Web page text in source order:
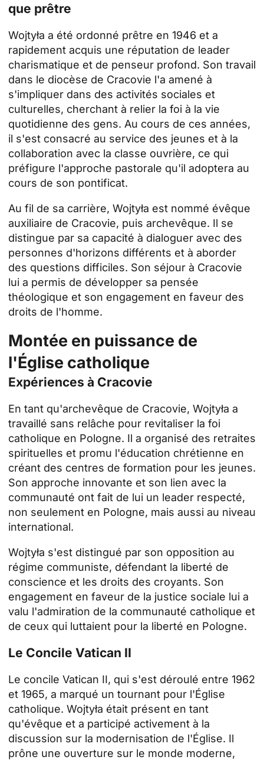
que prêtre
Wojtyła a été ordonné prêtre en 1946 et a
rapidement acquis une réputation de leader
charismatique et de penseur profond. Son travail
dans le diocèse de Cracovie l'a amené à
s'impliquer dans des activités sociales et
culturelles, cherchant à relier la foi à la vie
quotidienne des gens. Au cours de ces années,
il s'est consacré au service des jeunes et à la
collaboration avec la classe ouvrière, ce qui
préfigure l'approche pastorale qu'il adoptera au
cours de son pontificat.
Au fil de sa carrière, Wojtyła est nommé évêque
auxiliaire de Cracovie, puis archevêque. Il se
distingue par sa capacité à dialoguer avec des
personnes d'horizons différents et à aborder
des questions difficiles. Son séjour à Cracovie
lui a permis de développer sa pensée
théologique et son engagement en faveur des
droits de l'homme.
Montée en puissance de
l'Église catholique
Expériences à Cracovie
En tant qu'archevêque de Cracovie, Wojtyła a
travaillé sans relâche pour revitaliser la foi
catholique en Pologne. Il a organisé des retraites
spirituelles et promu l'éducation chrétienne en
créant des centres de formation pour les jeunes.
Son approche innovante et son lien avec la
communauté ont fait de lui un leader respecté,
non seulement en Pologne, mais aussi au niveau
international.
Wojtyła s'est distingué par son opposition au
régime communiste, défendant la liberté de
conscience et les droits des croyants. Son
engagement en faveur de la justice sociale lui a
valu l'admiration de la communauté catholique et
de ceux qui luttaient pour la liberté en Pologne.
Le Concile Vatican II
Le concile Vatican II, qui s'est déroulé entre 1962
et 1965, a marqué un tournant pour l'Église
catholique. Wojtyła était présent en tant
qu'évêque et a participé activement à la
discussion sur la modernisation de l'Église. Il
prône une ouverture sur le monde moderne,